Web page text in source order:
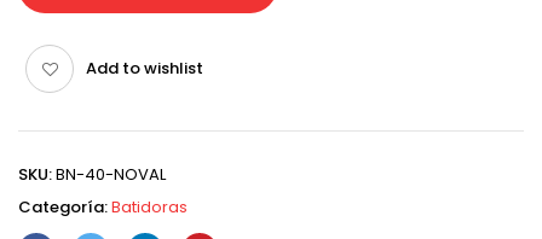
Add to wishlist
SKU:BN-40-NOVAL
Categoría:Batidoras